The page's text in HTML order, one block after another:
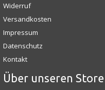
Widerruf
Versandkosten
Impressum
Datenschutz
Kontakt
Über unseren Store